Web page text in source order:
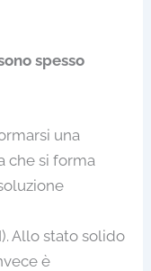
spesso
una
che si forma
Allo stato solido
è